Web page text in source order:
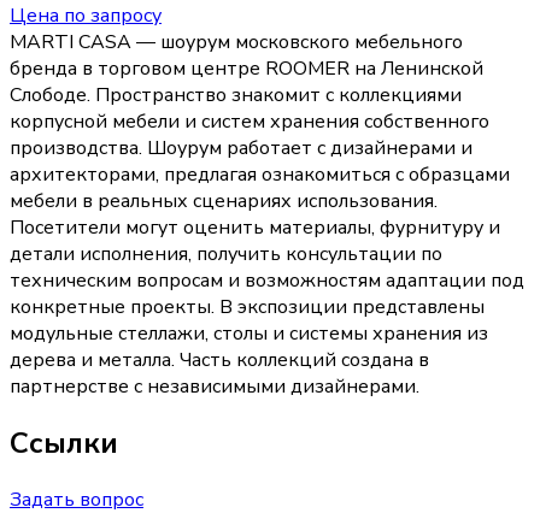
Цена по запросу
MARTI CASA — шоурум московского мебельного
бренда в торговом центре ROOMER на Ленинской
Слободе. Пространство знакомит с коллекциями
корпусной мебели и систем хранения собственного
производства. Шоурум работает с дизайнерами и
архитекторами, предлагая ознакомиться с образцами
мебели в реальных сценариях использования.
Посетители могут оценить материалы, фурнитуру и
детали исполнения, получить консультации по
техническим вопросам и возможностям адаптации под
конкретные проекты. В экспозиции представлены
модульные стеллажи, столы и системы хранения из
дерева и металла. Часть коллекций создана в
партнерстве с независимыми дизайнерами.
Ссылки
Задать вопрос